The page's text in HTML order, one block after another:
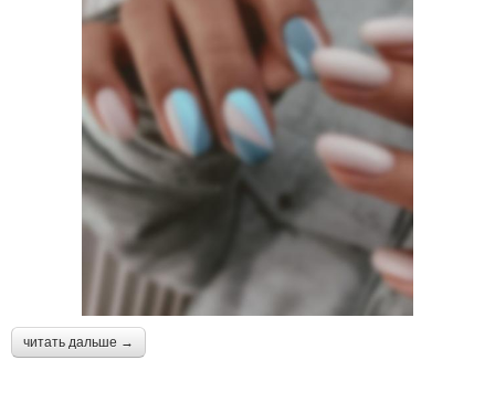
читать дальше →